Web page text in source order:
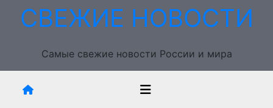
ПерейтиСВЕЖИЕ НОВОСТИ
Самые свежие новости России и мира